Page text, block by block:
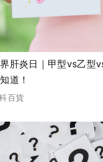
肝炎日｜甲型vs乙型
道！
百貨